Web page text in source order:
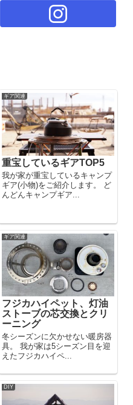
ギア関連
重宝しているギアTOP5
我が家が重宝しているキャンプ
ギア(小物)をご紹介します。 ど
んどんキャンプギア...
ギア関連
フジカハイペット、灯油
ストーブの芯交換とクリ
ーニング
冬シーズンに欠かせない暖房器
具。 我が家は5シーズン目を迎
えたフジカハイペ...
DIY